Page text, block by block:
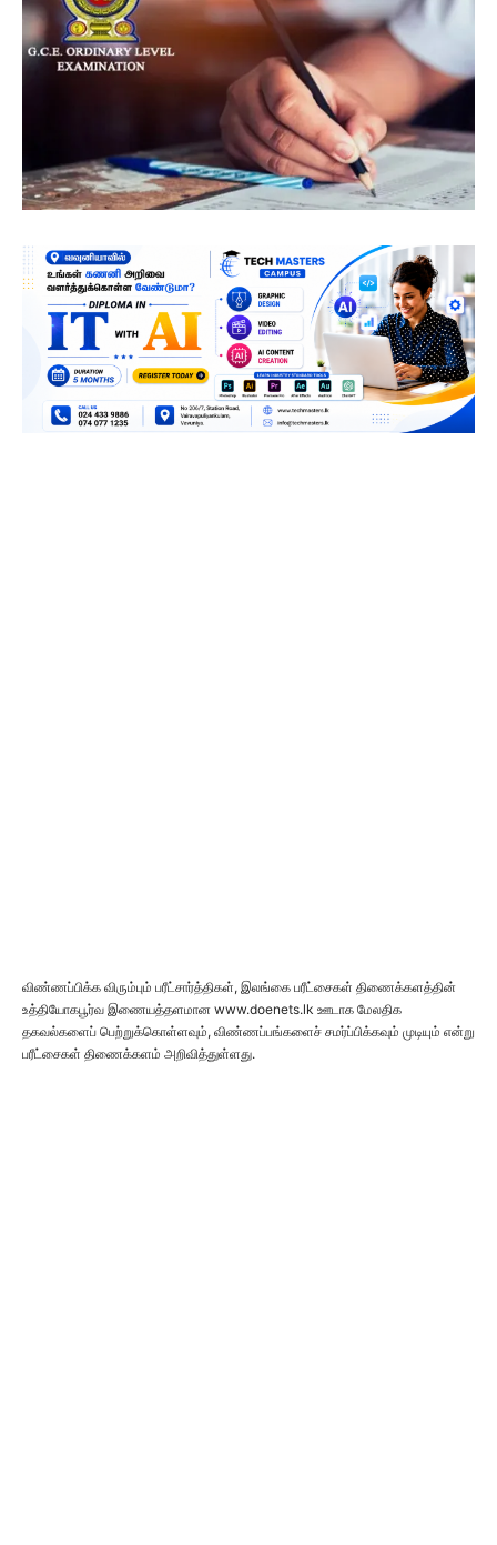
விண்ணப்பிக்க விரும்பும் பரீட்சார்த்திகள், இலங்கை பரீட்சைகள் திணைக்களத்தின்
உத்தியோகபூர்வ இணையத்தளமான www.doenets.lk ஊடாக மேலதிக
தகவல்களைப் பெற்றுக்கொள்ளவும், விண்ணப்பங்களைச் சமர்ப்பிக்கவும் முடியும் என்று
பரீட்சைகள் திணைக்களம் அறிவித்துள்ளது.